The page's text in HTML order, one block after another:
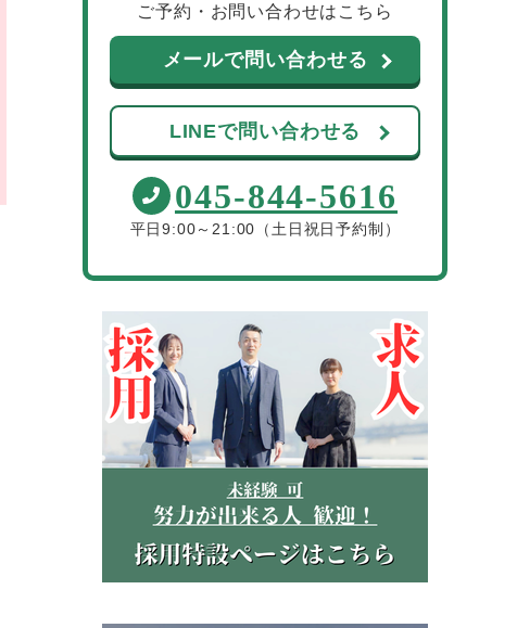
ご予約・お問い合わせはこちら
メールで問い合わせる
LINEで問い合わせる
045-844-5616
平日9:00～21:00（土日祝日予約制）